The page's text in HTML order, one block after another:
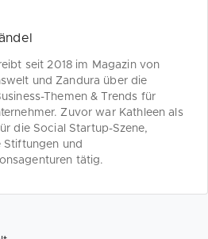
seit 2018 im Magazin von
und Zandura über die
Themen & Trends für
Zuvor war Kathleen als
die Social Startup-Szene,
Stiftungen und
tätig.